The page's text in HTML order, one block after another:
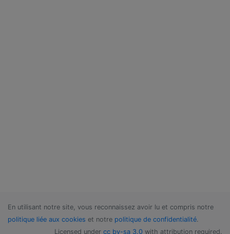
En utilisant notre site, vous reconnaissez avoir lu et compris notre
politique liée aux cookies et notre politique de confidentialité.
Licensed under cc by-sa 3.0 with attribution required.